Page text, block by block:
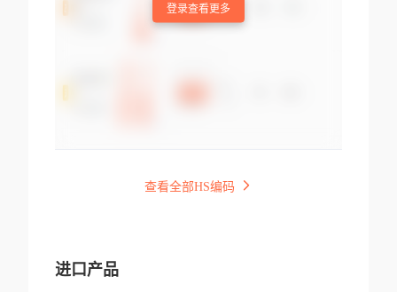
登录查看更多
查看全部HS编码
进口产品